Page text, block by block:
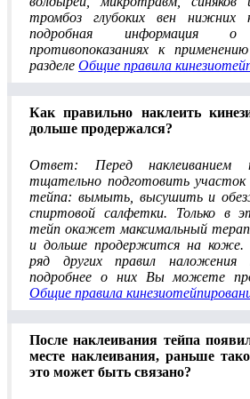
тромбоз глубоких вен нижних
подробная информация
противопоказаниях к
разделе Общие правила
Как правильно наклеить
дольше продержался?
Ответ: Перед наклеиванием
тщательно подготовить
тейпа: вымыть, высушить и
спиртовой салфетки. Только в
тейп окажет максимальный
и дольше продержится на коже.
ряд других правил наложения
подробнее о них Вы можете
Общие правила
После наклеивания тейпа
месте наклеивания, раньше
это может быть связано?